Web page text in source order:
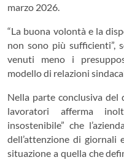
marzo 2026.
“La buona volontà e la
non sono più sufficienti”,
venuti meno i
modello di relazioni
Nella parte conclusiva del
lavoratori afferma
insostenibile” che
dell’attenzione di
situazione a quella che